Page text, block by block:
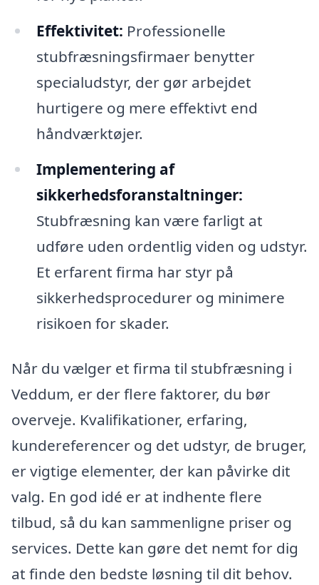
Effektivitet: Professionelle
stubfræsningsfirmaer benytter
specialudstyr, der gør arbejdet
hurtigere og mere effektivt end
håndværktøjer.
Implementering af
sikkerhedsforanstaltninger:
Stubfræsning kan være farligt at
udføre uden ordentlig viden og udstyr.
Et erfarent firma har styr på
sikkerhedsprocedurer og minimere
risikoen for skader.
Når du vælger et firma til stubfræsning i
Veddum, er der flere faktorer, du bør
overveje. Kvalifikationer, erfaring,
kundereferencer og det udstyr, de bruger,
er vigtige elementer, der kan påvirke dit
valg. En god idé er at indhente flere
tilbud, så du kan sammenligne priser og
services. Dette kan gøre det nemt for dig
at finde den bedste løsning til dit behov.